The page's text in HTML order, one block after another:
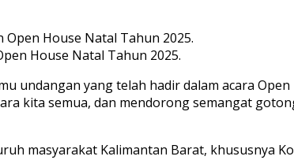
House Natal Tahun 2025.
undangan yang telah hadir dalam acara
kita semua, dan mendorong semangat
masyarakat Kalimantan Barat, khususnya